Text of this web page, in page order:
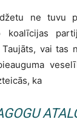
ne
koalīcijas
vai tas
ka